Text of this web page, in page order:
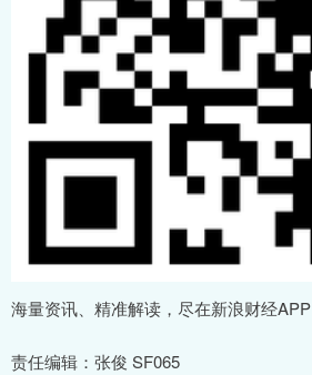
海量资讯、精准解读，尽在新浪财经APP
责任编辑：张俊 SF065